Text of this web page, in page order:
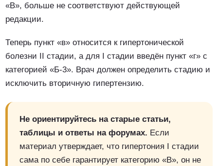
«В», больше не соответствуют действующей
редакции.
Теперь пункт «в» относится к гипертонической
болезни II стадии, а для I стадии введён пункт «г» с
категорией «Б-3». Врач должен определить стадию и
исключить вторичную гипертензию.
Не ориентируйтесь на старые статьи,
таблицы и ответы на форумах. Если
материал утверждает, что гипертония I стадии
сама по себе гарантирует категорию «В», он не